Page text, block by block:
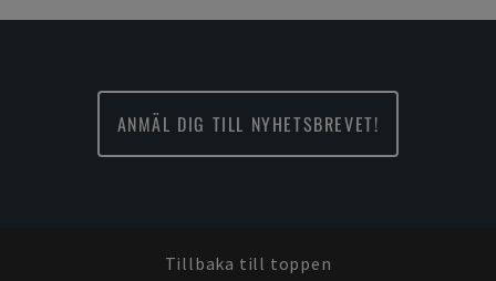
ANMÄL DIG TILL NYHETSBREVET!
Tillbaka till toppen